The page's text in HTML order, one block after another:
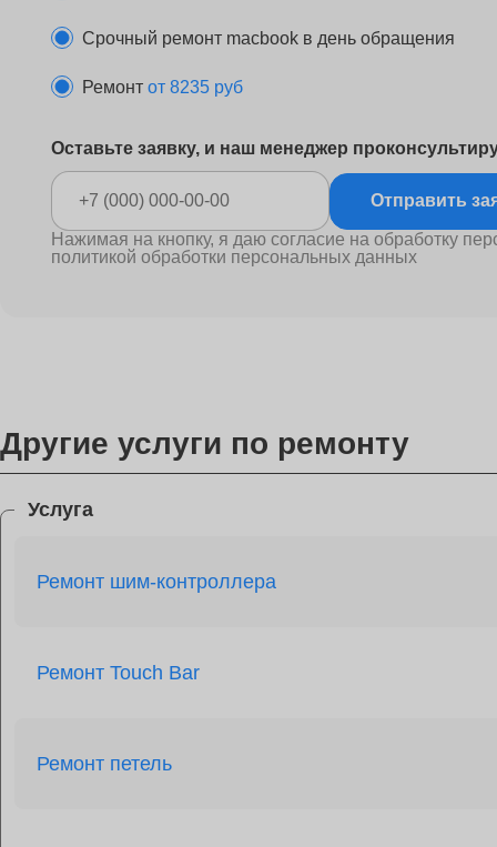
Срочный ремонт macbook в день обращения
Ремонт от 8235 руб
Оставьте заявку, и наш менеджер
Нажимая на кнопку, я даю согласие на обработку
политикой обработки персональных данных
Другие услуги по ремонту
Услуга
Ремонт шим-контроллера
Ремонт Touch Bar
Ремонт петель